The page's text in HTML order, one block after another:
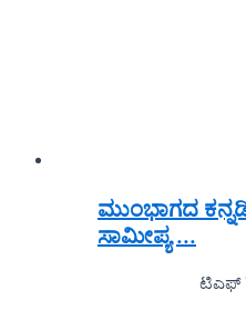
ಮುಂಭಾಗದ
ಸಾಮೀಪ್ಯ ...
ಟಿಎಫ್